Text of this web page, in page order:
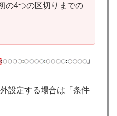
の4つの区切りまでの
設定する場合は「条件